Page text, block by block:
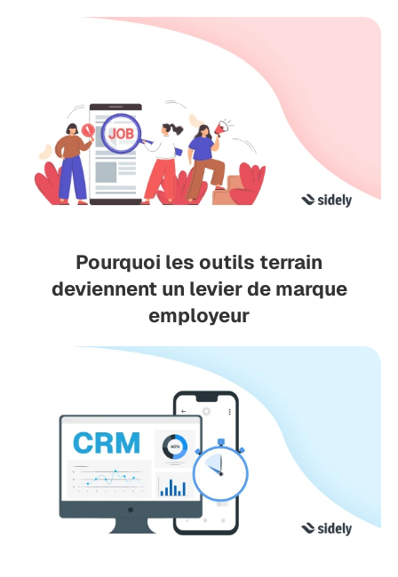
Pourquoi les outils terrain
deviennent un levier de marque
employeur